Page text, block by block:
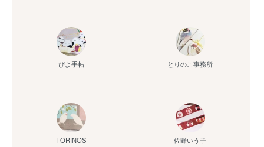
ぴよ手帖 とりのこ事務所
TORINOS 佐野いう子